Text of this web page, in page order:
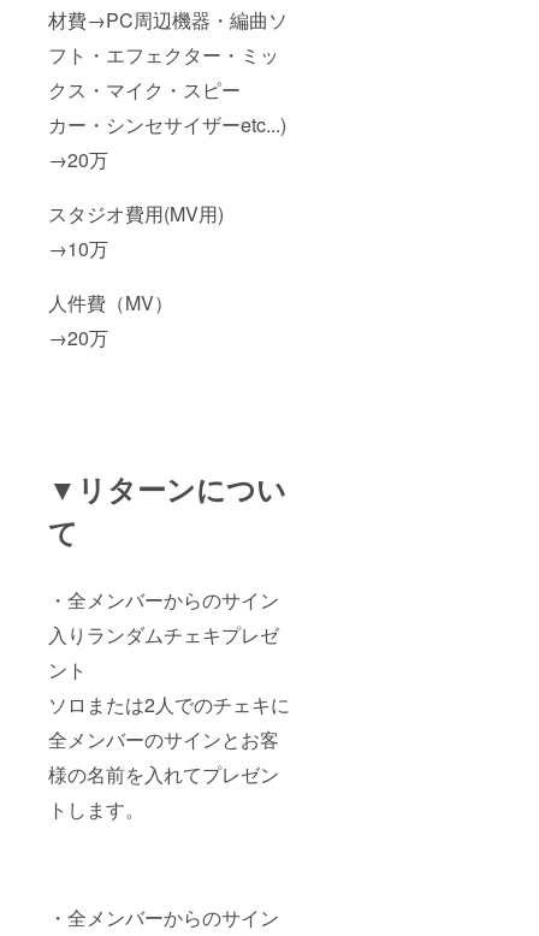
材費→PC周辺機器・編曲ソ
フト・エフェクター・ミッ
クス・マイク・スピー
カー・シンセサイザーetc...)
→20万
スタジオ費用(MV用)
→10万
人件費（MV）
→20万
▼リターンについ
て
・全メンバーからのサイン
入りランダムチェキプレゼ
ント
ソロまたは2人でのチェキに
全メンバーのサインとお客
様の名前を入れてプレゼン
トします。
・全メンバーからのサイン